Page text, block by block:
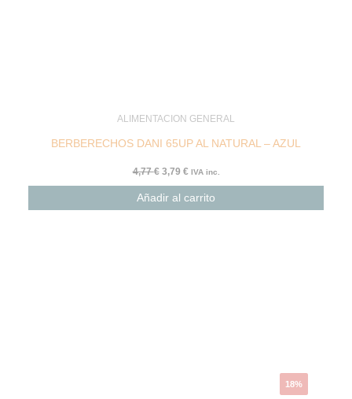
ALIMENTACION GENERAL
BERBERECHOS DANI 65UP AL NATURAL – AZUL
4,77€ 3,79 € IVA inc.
Añadir al carrito
18%